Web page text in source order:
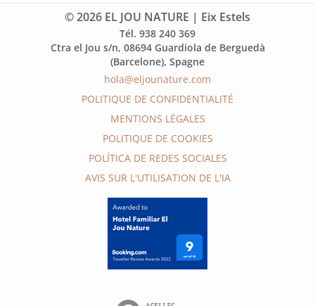
© 2026 EL JOU NATURE | Eix Estels
Tél. 938 240 369
Ctra el Jou s/n, 08694 Guardiola de Berguedà
(Barcelone), Spagne
hola@eljounature.com
POLITIQUE DE CONFIDENTIALITÉ
MENTIONS LÉGALES
POLITIQUE DE COOKIES
POLÍTICA DE REDES SOCIALES
AVIS SUR L'UTILISATION DE L'IA